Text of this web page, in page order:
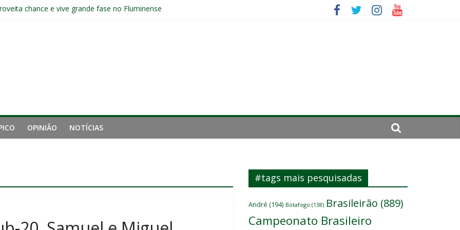
chance e vive grande fase no Fluminense
Fluminense e pede virada de chave pós-eliminação: “Temos que virar a página”
Brasileirão e fica no Fluminense
OPINIÃO NOTÍCIAS
#tags mais pesquisadas
André (194) Botafogo (138) Brasileirão (889)
Campeonato Brasileiro